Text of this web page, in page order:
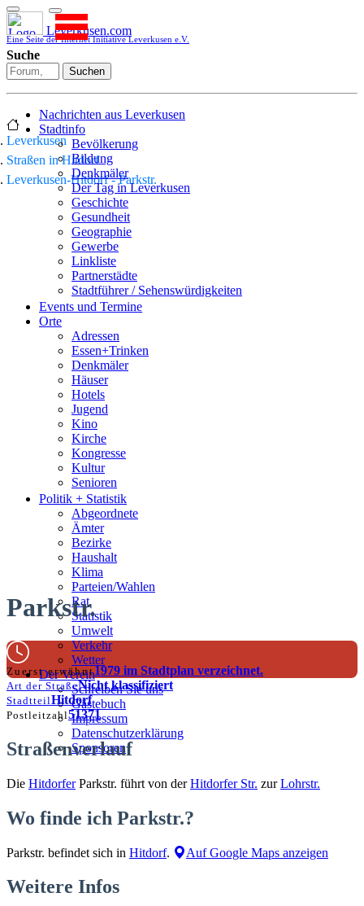
Leverkusen.com
Eine Seite der Internet Initiative Leverkusen e.V.
Suche
Suchen
Nachrichten aus Leverkusen
Stadtinfo
Bevölkerung
Bildung
Denkmäler
Der Tag in Leverkusen
Geschichte
Gesundheit
Geographie
Gewerbe
Linkliste
Partnerstädte
Stadtführer / Sehenswürdigkeiten
Stadtplan
Sport
Who is who
Wohnen
Events und Termine
Orte
Adressen
Essen+Trinken
Denkmäler
Häuser
Hotels
Jugend
Kino
Kirche
Kongresse
Kultur
Senioren
Stadtführer
Straßen
Politik + Statistik
Abgeordnete
Ämter
Bezirke
Haushalt
Klima
Parteien/Wahlen
Rat
Statistik
Umwelt
Verkehr
Wetter
Der Verein
Schreiben Sie uns
Gästebuch
Impressum
Datenschutzerklärung
Sponsoren
Leverkusen
Straßen in Hitdorf
Leverkusen-Hitdorf - Parkstr.
Parkstr.
Zuerst erwähnt1979 im Stadtplan verzeichnet.
Art der StraßeNicht klassifiziert
StadtteilHitdorf
Postleitzahl51371
Straßenverlauf
Die HitdorferParkstr. führt von derHitdorfer Str. zurLohrstr.
Wo finde ich Parkstr.?
Parkstr. befindet sich in Hitdorf. Auf Google Maps anzeigen
Weitere Infos